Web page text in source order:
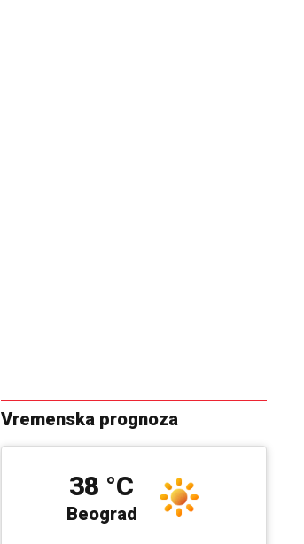
Vremenska prognoza
Beograd
38 °C